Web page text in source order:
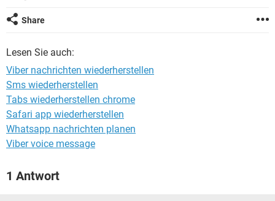
Share
Lesen Sie auch:
Viber nachrichten wiederherstellen
Sms wiederherstellen
Tabs wiederherstellen chrome
Safari app wiederherstellen
Whatsapp nachrichten planen
Viber voice message
1 Antwort